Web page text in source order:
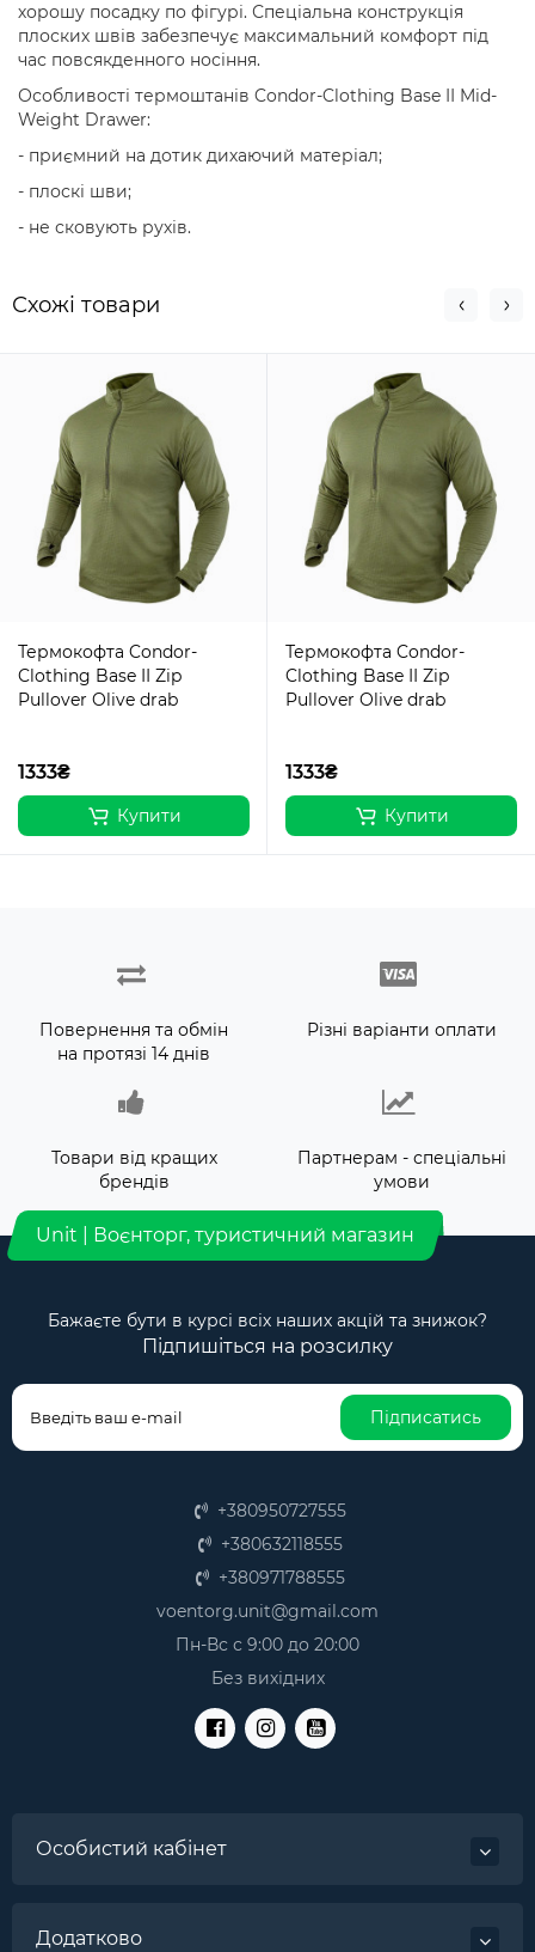
хорошу посадку по фігурі. Спеціальна конструкція
плоских швів забезпечує максимальний комфорт під
час повсякденного носіння.
Особливості термоштанів Condor-Clothing Base II Mid-
Weight Drawer:
- приємний на дотик дихаючий матеріал;
- плоскі шви;
- не сковують рухів.
Схожi товари
Термокофта Condor-
Clothing Base II Zip
Pullover Olive drab
1333₴
Купити
Термокофта Condor-
Clothing Base II Zip
Pullover Olive drab
1333₴
Купити
Повернення та обмін
на протязі 14 днів
Різні варіанти оплати
Товари від кращих
брендів
Партнерам - спеціальні
умови
Unit | Воєнторг, туристичний магазин
Бажаєте бути в курсі всіх наших акцій та знижок?
Підпишіться на розсилку
Підписатись
+380950727555
+380632118555
+380971788555
voentorg.unit@gmail.com
Пн-Вс с 9:00 до 20:00
Без вихідних
Особистий кабінет
Додатково